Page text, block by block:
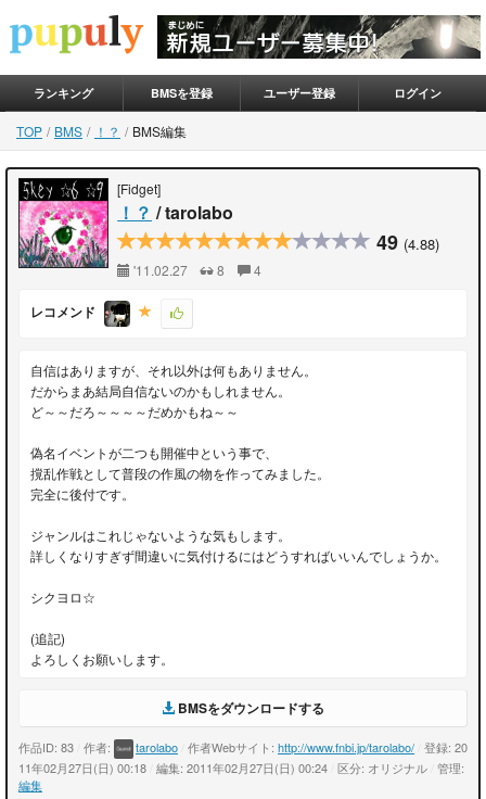
ランキング BMSを登録 ユーザー登録 ログイン
TOP BMS ！？ BMS編集
[Fidget]
！？ / tarolabo
49 (4.88)
'11.02.27 8 4
レコメンド
自信はありますが、それ以外は何もありません。
だからまあ結局自信ないのかもしれません。
ど～～だろ～～～～だめかもね～～
偽名イベントが二つも開催中という事で、
撹乱作戦として普段の作風の物を作ってみました。
完全に後付です。
ジャンルはこれじゃないような気もします。
詳しくなりすぎず間違いに気付けるにはどうすればいいんでしょうか。
シクヨロ☆
(追記)
よろしくお願いします。
BMSをダウンロードする
作品ID: 83 作者: tarolabo 作者Webサイト: http://www.fnbi.jp/tarolabo/ 登録: 20
11年02月27日(日) 00:18 編集: 2011年02月27日(日) 00:24 区分: オリジナル 管理:
編集